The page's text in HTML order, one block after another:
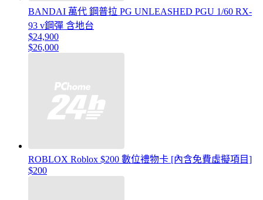
BANDAI 萬代 鋼普拉 PG UNLEASHED PGU 1/60 RX-
93 v鋼彈 含地台
$24,900
$26,000
ROBLOX Roblox $200 數位禮物卡 [內含免費虛擬項目]
$200